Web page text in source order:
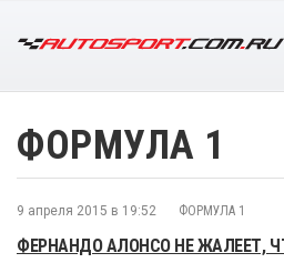
ФОРМУЛА 1
9 апреля 2015 в 19:52 ФОРМУЛА 1
ФЕРНАНДО АЛОНСО НЕ ЖАЛЕЕТ,